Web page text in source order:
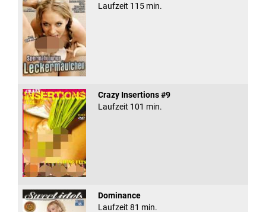
Laufzeit 115 min.
Crazy Insertions #9
Laufzeit 101 min.
Dominance
Laufzeit 81 min.